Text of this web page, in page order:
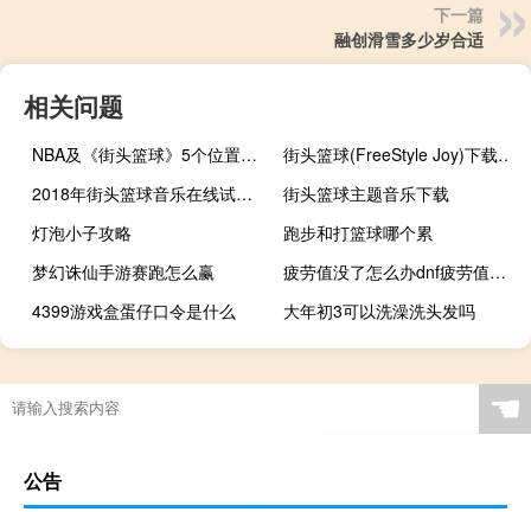
下一篇
融创滑雪多少岁合适
相关问题
NBA及《街头篮球》5个位置的详细介绍
街头篮球(FreeStyle Joy)下载(电脑、安卓和IOS所有版本)
2018年街头篮球音乐在线试听及下载
街头篮球主题音乐下载
灯泡小子攻略
跑步和打篮球哪个累
梦幻诛仙手游赛跑怎么赢
疲劳值没了怎么办dnf疲劳值没了怎么办（dnf疲劳值没了怎么办）
4399游戏盒蛋仔口令是什么
大年初3可以洗澡洗头发吗
篮球怎么运球过人视频
云顶之弈服务器现在好了吗
保卫萝卜终极挑战26攻略
14年足球世界杯决赛是哪两个国家☚
公告